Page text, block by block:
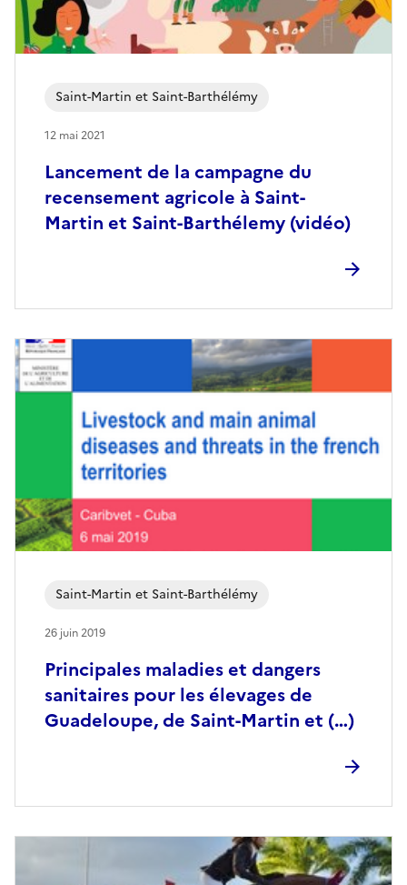
Lancement de la campagne du
recensement agricole à Saint-
Martin et Saint-Barthélemy (vidéo)
Saint-Martin et Saint-Barthélémy
12 mai 2021
Principales maladies et dangers
sanitaires pour les élevages de
Guadeloupe, de Saint-Martin et (…)
Saint-Martin et Saint-Barthélémy
26 juin 2019